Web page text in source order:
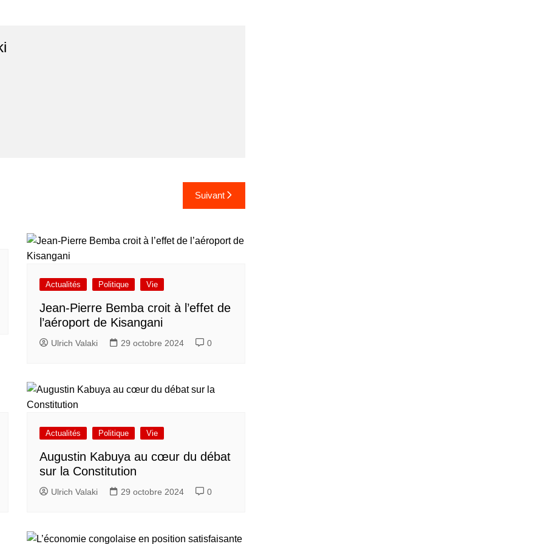
Suivant
Actualités Politique Vie
Jean-Pierre Bemba croit à l’effet de
l’aéroport de Kisangani
Ulrich Valaki 29 octobre 2024 0
Actualités Politique Vie
Augustin Kabuya au cœur du débat
sur la Constitution
Ulrich Valaki 29 octobre 2024 0